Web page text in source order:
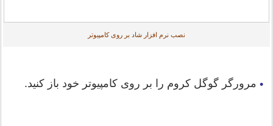
نصب نرم افزار شاد بر روی کامپیوتر
• مرورگر گوگل کروم را بر روی کامپیوتر خود باز کنید.